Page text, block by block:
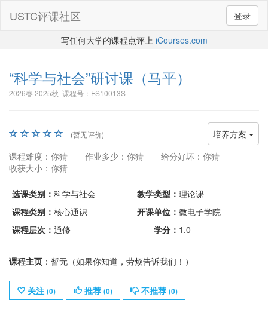
登录
USTC评课社区
写任何大学的课程点评上 iCourses.com
“科学与社会”研讨课 （马平）
2026春 2025秋 课程号：FS10013S
培养方案
(暂无评价)
课程难度：你猜 作业多少：你猜
给分好坏：你猜
收获大小：你猜
选课类别： 科学与社会 教学类型： 理论课
课程类别： 核心通识 开课单位： 微电子学院
课程层次： 通修 学分： 1.0
课程主页 ：暂无（如果你知道，劳烦告诉我们！）
关注 (0) 推荐 (0) 不推荐 (0)